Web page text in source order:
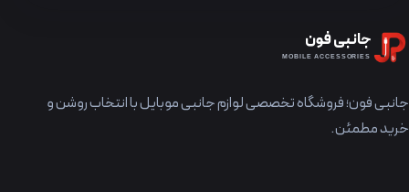
جانبی فون
MOBILE ACCESSORIES
جانبی فون؛ فروشگاه تخصصی لوازم جانبی موبایل با انتخاب روشن و
خرید مطمئن.